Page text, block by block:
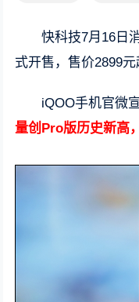
快科技7月16日
式开售，售价2899元
iQOO手机官微宣
量创Pro版历史新高